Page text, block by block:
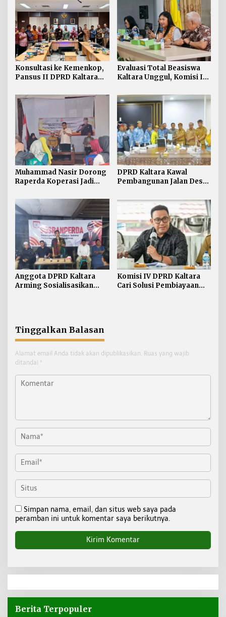
Konsultasi ke Kemenkop,
Pansus II DPRD Kaltara
Evaluasi Total Beasiswa
Kaltara Unggul, Komisi IV
Umum Dibuka untuk
Semua Kampus
Muhammad Nasir Dorong
Raperda Koperasi Jadi
UMKM di Kaltara
DPRD Kaltara Kawal
Pembangunan Jalan Desa
Wilayah Perbatasan
Anggota DPRD Kaltara
Arming Sosialisasikan
Komisi IV DPRD Kaltara
Cari Solusi Pembiayaan
Tinggalkan Balasan
Alamat email Anda tidak akan dipublikasikan. Ruas yang wajib
ditandai *
Simpan nama, email, dan situs web saya pada
peramban ini untuk komentar saya berikutnya.
Berita Terpopuler